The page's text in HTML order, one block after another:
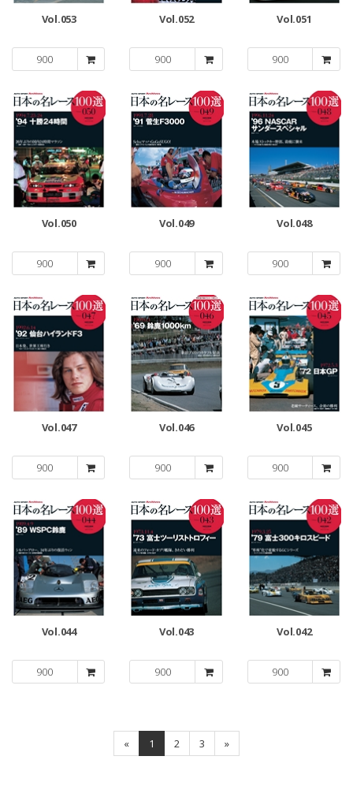
Vol.053
900
Vol.052
900
Vol.051
900
Vol.050
900
Vol.049
900
Vol.048
900
Vol.047
900
Vol.046
900
Vol.045
900
Vol.044
900
Vol.043
900
Vol.042
900
« 1 2 3 »